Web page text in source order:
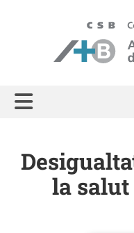
ASPB -
la salut